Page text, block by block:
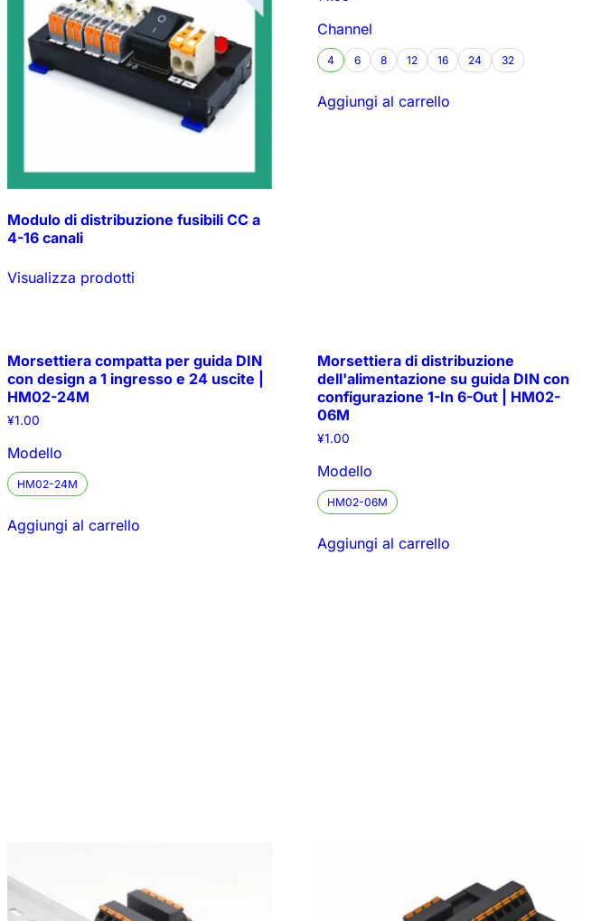
Modulo di distribuzione fusibili CC a
4-16 canali
Visualizza prodotti
Channel
4 6 8 12 16 24 32
Aggiungi al carrello
Morsettiera compatta per guida DIN
con design a 1 ingresso e 24 uscite |
HM02-24M
¥1.00
Modello
HM02-24M
Aggiungi al carrello
Morsettiera di distribuzione
dell'alimentazione su guida DIN con
configurazione 1-In 6-Out | HM02-
06M
¥1.00
Modello
HM02-06M
Aggiungi al carrello